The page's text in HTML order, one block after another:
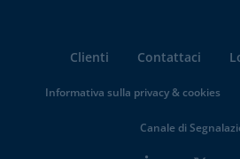
Clienti Contattaci
Informativa sulla privacy & cookies
Canale di